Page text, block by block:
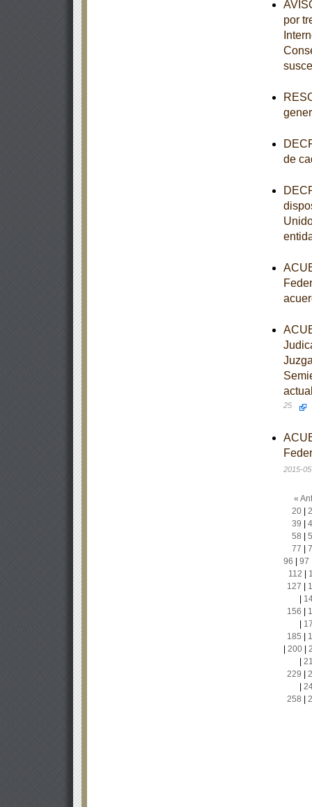
por
de
25
2015-
«
20|
39
58
77
96
97
112
127
156
185
200|
229
258